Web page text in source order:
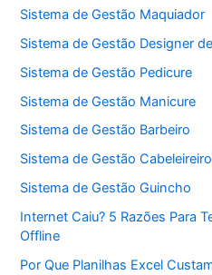
Sistema de Gestão Maquiador
Sistema de Gestão Designer
Sistema de Gestão Pedicure
Sistema de Gestão Manicure
Sistema de Gestão Barbeiro
Sistema de Gestão Cabeleireiro
Sistema de Gestão Guincho
Internet Caiu? 5 Razões Para
Offline
Por Que Planilhas Excel